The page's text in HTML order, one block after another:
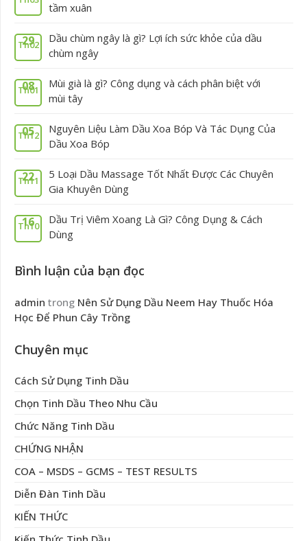
tầm xuân
29
Th02
Dầu chùm ngây là gì? Lợi ích sức khỏe của dầu
chùm ngây
08
Th01
Mùi già là gì? Công dụng và cách phân biệt với
mùi tây
05
Th12
Nguyên Liệu Làm Dầu Xoa Bóp Và Tác Dụng Của
Dầu Xoa Bóp
22
Th11
5 Loại Dầu Massage Tốt Nhất Được Các Chuyên
Gia Khuyên Dùng
16
Th10
Dầu Trị Viêm Xoang Là Gì? Công Dụng & Cách
Dùng
Bình luận của bạn đọc
admin trong Nên Sử Dụng Dầu Neem Hay Thuốc Hóa
Học Để Phun Cây Trồng
Chuyên mục
Cách Sử Dụng Tinh Dầu
Chọn Tinh Dầu Theo Nhu Cầu
Chức Năng Tinh Dầu
CHỨNG NHẬN
COA – MSDS – GCMS – TEST RESULTS
Diễn Đàn Tinh Dầu
KIẾN THỨC